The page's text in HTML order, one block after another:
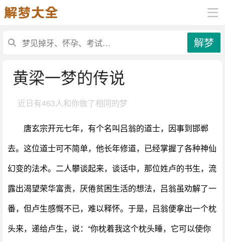
解梦
黄梁一梦的传说
近日有463人和你做了相同的梦
唐玄宗开元七年，有个名叫吕翁的道士，因事到邯郸
去。这位道士可不简单，他长年修道，已经掌握了各种神仙
幻变的法术。二人攀谈起来，谈话中，那位姓卢的书生，流
露出渴望荣华富责，厌倦贫困生活的想法，吕翁虽劝解了一
番，但卢生感慨不已，难以释怀。于是，吕翁便拿出一个枕
头来，递给卢生，说：“你枕着我这个枕头睡，它可以使你